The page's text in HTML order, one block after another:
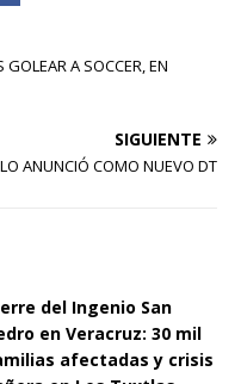
A SOCCER, EN
SIGUIENTE
ANUNCIÓ COMO NUEVO DT
del Ingenio San
en Veracruz: 30 mil
afectadas y crisis